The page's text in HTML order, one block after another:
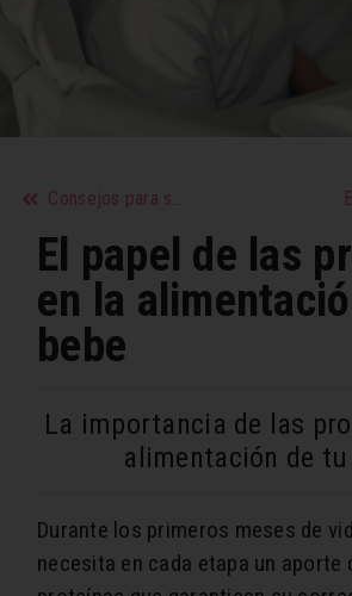
Consejos para saber si es el amor de tu vida
El papel de las
en la
bebe
La importancia de las
alimentación de tu
Durante los primeros meses de
necesita en cada etapa un aporte